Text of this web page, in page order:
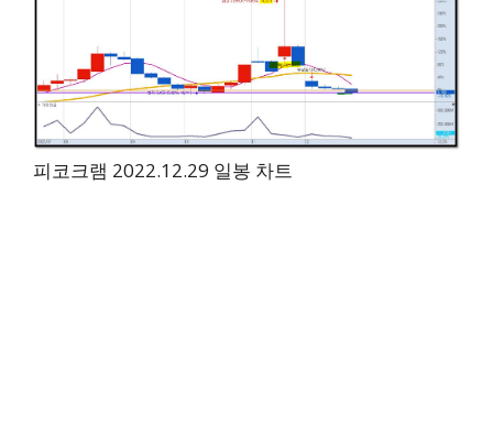
피코크램 2022.12.29 일봉 차트